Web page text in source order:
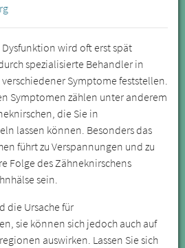
wird oft erst spät
spezialisierte Behandler in
Symptome feststellen.
Symptomen zählen unter anderem
die Sie in
lassen können. Besonders das
führt zu Verspannungen und zu
Folge des Zähneknirschens
sein.
die Ursache für
sie können sich jedoch auch auf
auswirken. Lassen Sie sich